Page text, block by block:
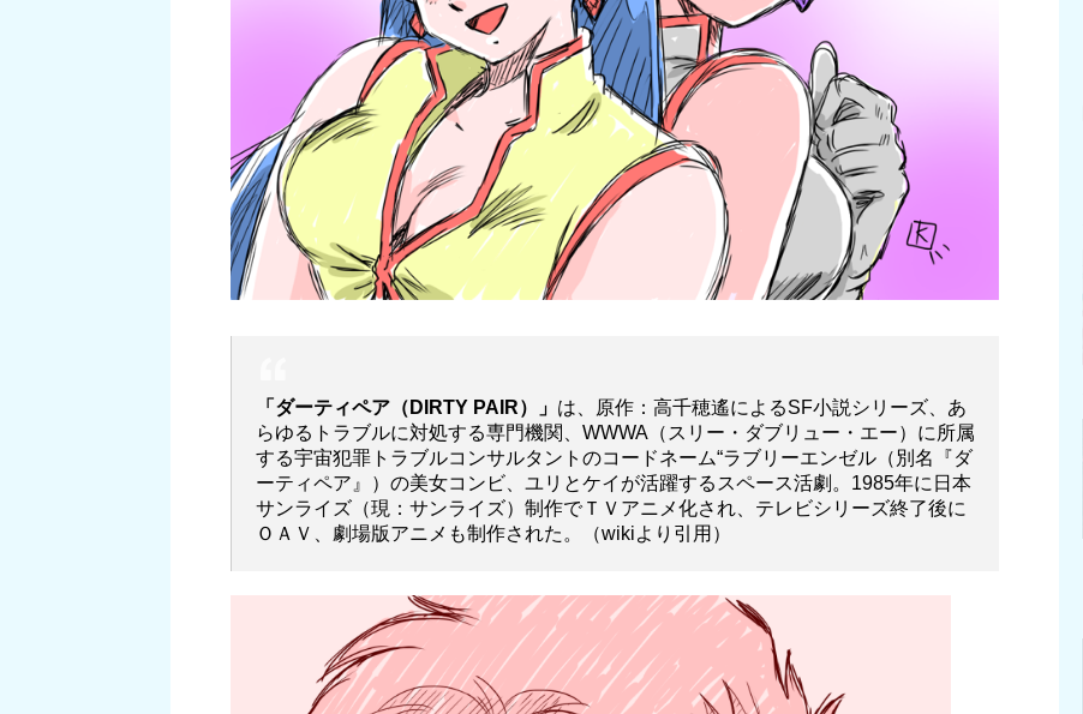
「ダーティペア（DIRTY PAIR）」 は、原作：高千穂遙によるSF小説シリーズ、あ
らゆるトラブルに対処する専門機関、WWWA（スリー・ダブリュー・エー）に所属
する宇宙犯罪トラブルコンサルタントのコードネーム“ラブリーエンゼル（別名『ダ
ーティペア』）の美女コンビ、ユリとケイが活躍するスペース活劇。1985年に日本
サンライズ（現：サンライズ）制作でＴＶアニメ化され、テレビシリーズ終了後に
ＯＡＶ、劇場版アニメも制作された。（wikiより引用）